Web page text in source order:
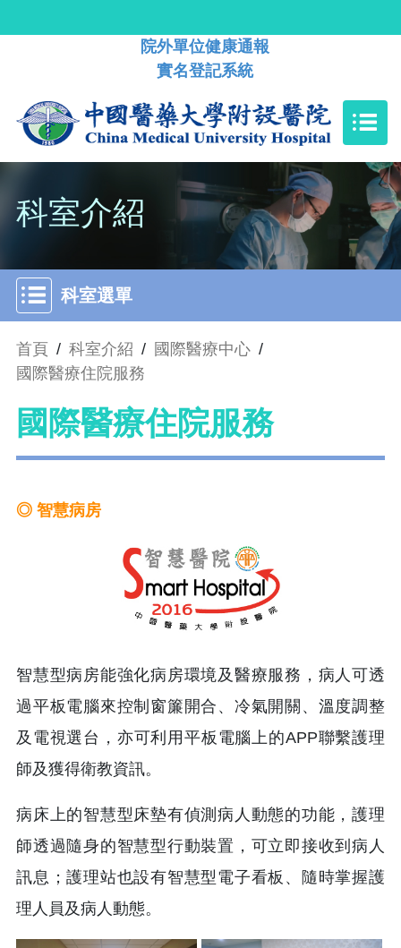
院外單位健康通報
實名登記系統
科室介紹
科室選單
首頁 / 科室介紹 / 國際醫療中心 /
國際醫療住院服務
國際醫療住院服務
◎ 智慧病房
智慧型病房能強化病房環境及醫療服務，病人可透
過平板電腦來控制窗簾開合、冷氣開關、溫度調整
及電視選台，亦可利用平板電腦上的APP聯繫護理
師及獲得衛教資訊。
病床上的智慧型床墊有偵測病人動態的功能，護理
師透過隨身的智慧型行動裝置，可立即接收到病人
訊息；護理站也設有智慧型電子看板、隨時掌握護
理人員及病人動態。